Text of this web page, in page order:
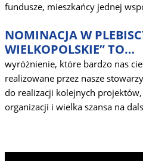
fundusze, mieszkańcy jednej
NOMINACJA W
WIELKOPOLSKIE” TO…
wyróżnienie, które bardzo nas
realizowane przez nasze
do realizacji kolejnych
organizacji i wielka szansa na